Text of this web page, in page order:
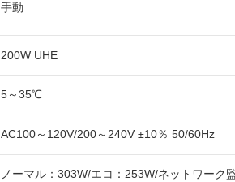
手動
200W UHE
5～35℃
AC100～120V/200～240V ±10％ 50/60Hz
ノーマル：303W/エコ：253W/ネットワーク